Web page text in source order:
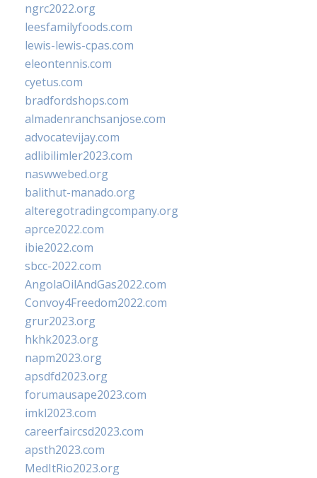
ngrc2022.org
leesfamilyfoods.com
lewis-lewis-cpas.com
eleontennis.com
cyetus.com
bradfordshops.com
almadenranchsanjose.com
advocatevijay.com
adlibilimler2023.com
naswwebed.org
balithut-manado.org
alteregotradingcompany.org
aprce2022.com
ibie2022.com
sbcc-2022.com
AngolaOilAndGas2022.com
Convoy4Freedom2022.com
grur2023.org
hkhk2023.org
napm2023.org
apsdfd2023.org
forumausape2023.com
imkl2023.com
careerfaircsd2023.com
apsth2023.com
MedItRio2023.org